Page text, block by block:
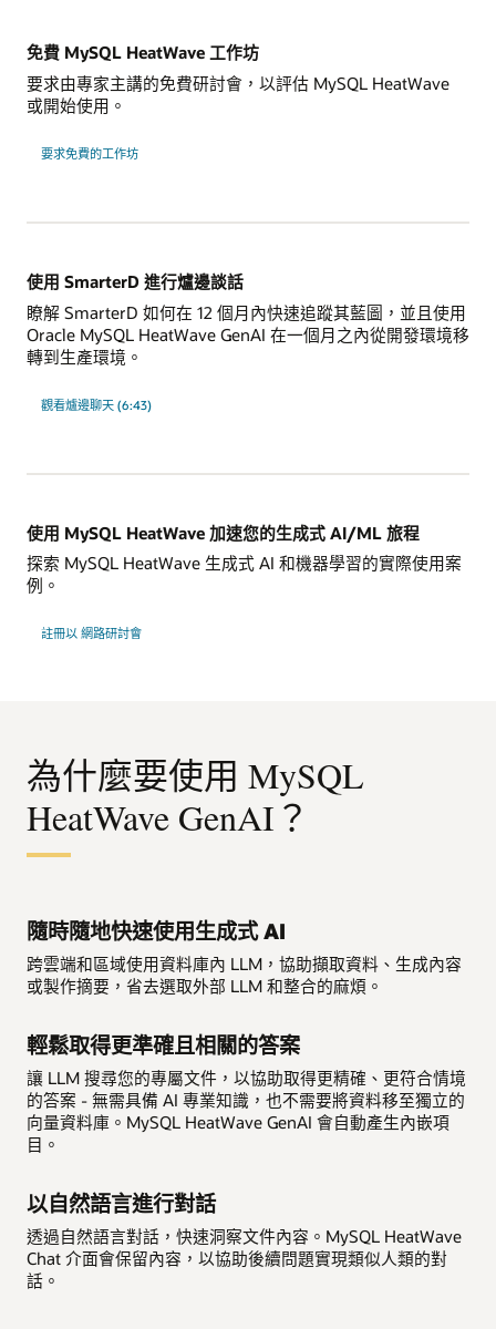
免費 MySQL HeatWave 工作坊
要求由專家主講的免費研討會，以評估 MySQL HeatWave
或開始使用。
要求免費的工作坊
使用 SmarterD 進行爐邊談話
瞭解 SmarterD 如何在 12 個月內快速追蹤其藍圖，並且使用
Oracle MySQL HeatWave GenAI 在一個月之內從開發環境移
轉到生產環境。
觀看爐邊聊天 (6:43)
使用 MySQL HeatWave 加速您的生成式 AI/ML 旅程
探索 MySQL HeatWave 生成式 AI 和機器學習的實際使用案
例。
註冊以
式
AI/ML
旅
程
網路研討會
為什麼要使用 MySQL
HeatWave GenAI？
隨時隨地快速使用生成式 AI
跨雲端和區域使用資料庫內 LLM，協助擷取資料、生成內容
或製作摘要，省去選取外部 LLM 和整合的麻煩。
輕鬆取得更準確且相關的答案
讓 LLM 搜尋您的專屬文件，以協助取得更精確、更符合情境
的答案 - 無需具備 AI 專業知識，也不需要將資料移至獨立的
向量資料庫。MySQL HeatWave GenAI 會自動產生內嵌項
目。
以自然語言進行對話
透過自然語言對話，快速洞察文件內容。MySQL HeatWave
Chat 介面會保留內容，以協助後續問題實現類似人類的對
話。